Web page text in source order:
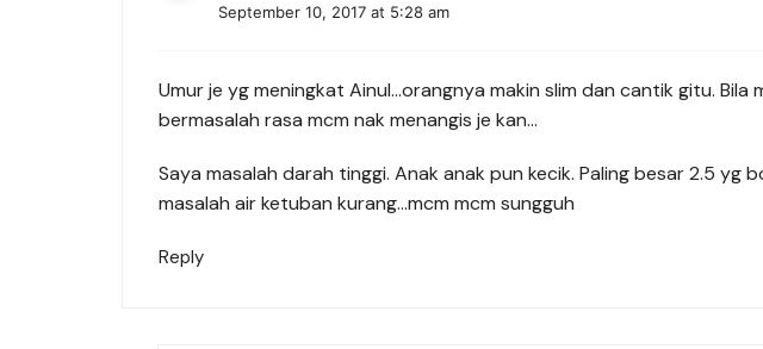
September 10, 2017 at 5:28 am
Umur je yg meningkat Ainul…orangnya makin slim dan cantik gitu. Bila
bermasalah rasa mcm nak menangis je kan…
Saya masalah darah tinggi. Anak anak pun kecik. Paling besar 2.5 yg
masalah air ketuban kurang…mcm mcm sungguh
Reply